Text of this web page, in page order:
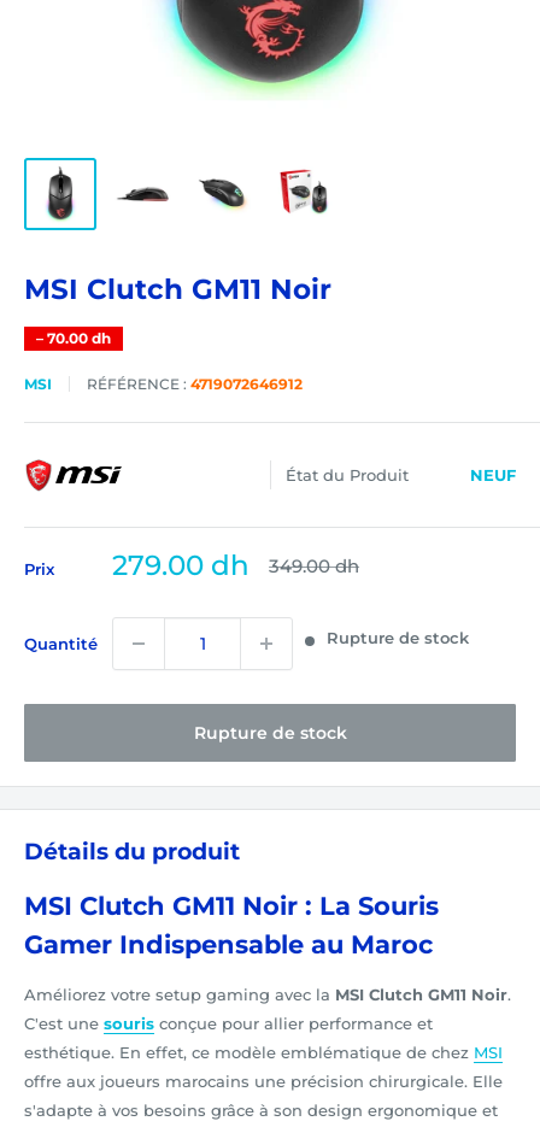
MSI Clutch GM11 Noir
– 70.00 dh
MSI RÉFÉRENCE : 4719072646912
État du Produit NEUF
Prix
Prix
279.00 dh Prix
349.00 dh
Quantité Rupture de stock
Rupture de stock
Détails du produit
MSI Clutch GM11 Noir : La Souris
Gamer Indispensable au Maroc
Améliorez votre setup gaming avec la MSI Clutch GM11 Noir.
C'est une souris conçue pour allier performance et
esthétique. En effet, ce modèle emblématique de chez MSI
offre aux joueurs marocains une précision chirurgicale. Elle
s'adapte à vos besoins grâce à son design ergonomique et